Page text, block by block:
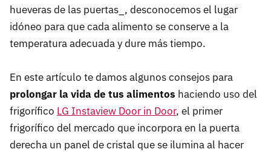
hueveras de las puertas_, desconocemos el lugar
idóneo para que cada alimento se conserve a la
temperatura adecuada y dure más tiempo.
En este artículo te damos algunos consejos para
prolongar la vida de tus alimentos haciendo uso del
frigorífico LG Instaview Door in Door, el primer
frigorífico del mercado que incorpora en la puerta
derecha un panel de cristal que se ilumina al hacer